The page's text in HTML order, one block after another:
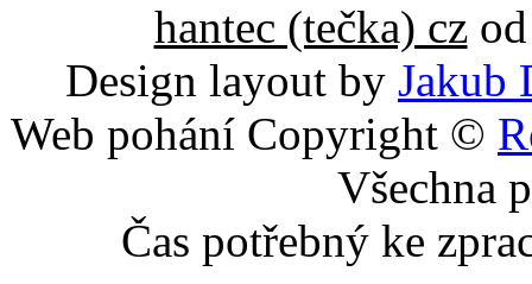
hantec (tečka) czod
Design layout by Jakub
Web pohání Copyright ©
Všechna
Čas potřebný ke